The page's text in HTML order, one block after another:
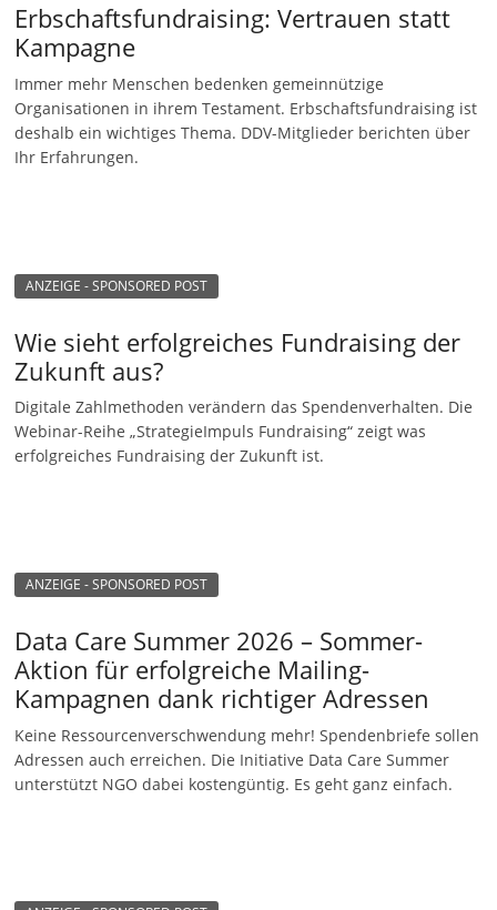
Erbschaftsfundraising: Vertrauen statt
Kampagne
Immer mehr Menschen bedenken gemeinnützige
Organisationen in ihrem Testament. Erbschaftsfundraising ist
deshalb ein wichtiges Thema. DDV-Mitglieder berichten über
Ihr Erfahrungen.
ANZEIGE - SPONSORED POST
Wie sieht erfolgreiches Fundraising der
Zukunft aus?
Digitale Zahlmethoden verändern das Spendenverhalten. Die
Webinar-Reihe „StrategieImpuls Fundraising“ zeigt was
erfolgreiches Fundraising der Zukunft ist.
ANZEIGE - SPONSORED POST
Data Care Summer 2026 – Sommer-
Aktion für erfolgreiche Mailing-
Kampagnen dank richtiger Adressen
Keine Ressourcenverschwendung mehr! Spendenbriefe sollen
Adressen auch erreichen. Die Initiative Data Care Summer
unterstützt NGO dabei kostengüntig. Es geht ganz einfach.